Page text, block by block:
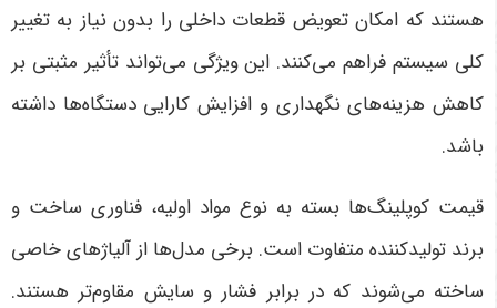
هستند که امکان تعویض قطعات داخلی را بدون نیاز به تغییر
کلی سیستم فراهم می‌کنند. این ویژگی می‌تواند تأثیر مثبتی بر
کاهش هزینه‌های نگهداری و افزایش کارایی دستگاه‌ها داشته
باشد.
قیمت کوپلینگ‌ها بسته به نوع مواد اولیه، فناوری ساخت و
برند تولیدکننده متفاوت است. برخی مدل‌ها از آلیاژهای خاصی
ساخته می‌شوند که در برابر فشار و سایش مقاوم‌تر هستند.